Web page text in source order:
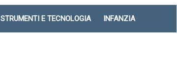
STRUMENTI E TECNOLOGIA INFANZIA